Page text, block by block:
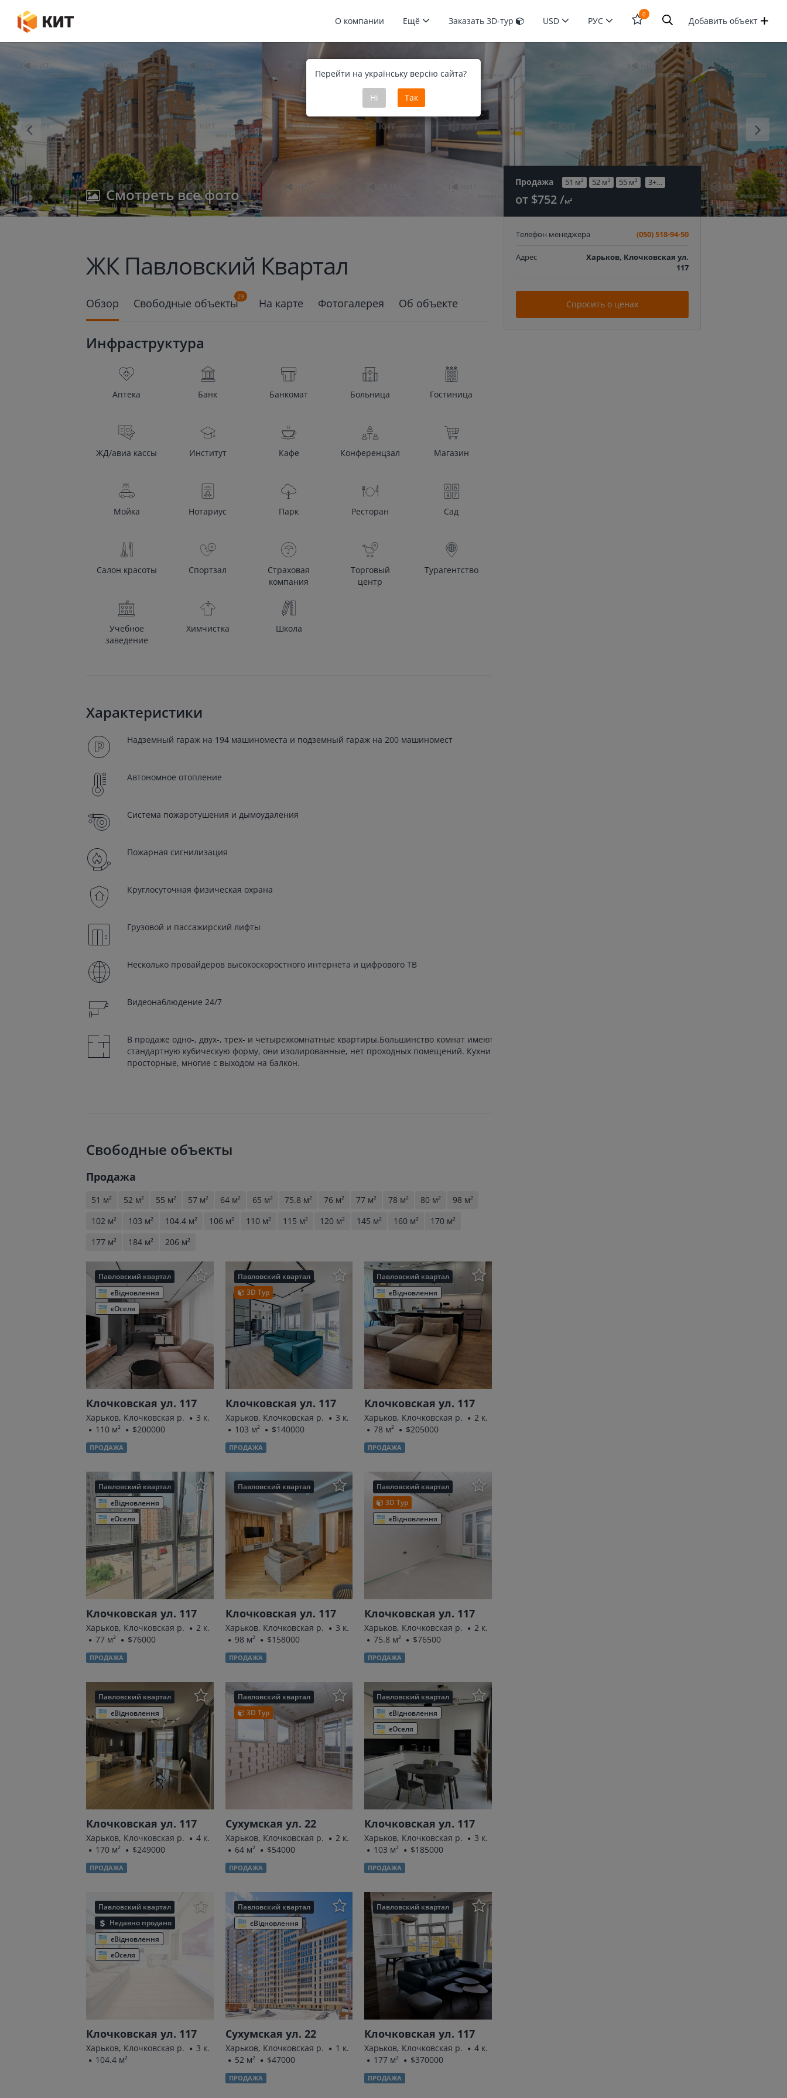
О компании Ещё Заказать 3D-тур USD РУС
0
Открыть
форму
поиска
Добавить объект
Перейти на українську версію сайта?
Ні Так
Смотреть все фото
ЖК Павловский Квартал
Продажа 51 м² 52 м² 55 м² 3+…
от $752 /м²
Телефон менеджера (050) 518-94-50
Адрес
Харьков, Клочковская ул.
117
Спросить о ценах
Обзор Свободные объекты29 На карте Фотогалерея Об объекте
Инфраструктура
Аптека Банк Банкомат Больница Гостиница
ЖД/авиа кассы Институт Кафе Конференцзал Магазин
Мойка Нотариус Парк Ресторан Сад
Салон красоты Спортзал
Страховая
компания
Торговый
центр
Турагентство
Учебное
заведение
Химчистка Школа
Характеристики
Надземный гараж на 194 машиноместа и подземный гараж на 200 машиномест
Автономное отопление
Система пожаротушения и дымоудаления
Пожарная сигнилизация
Круглосуточная физическая охрана
Грузовой и пассажирский лифты
Несколько провайдеров высокоскоростного интернета и цифрового ТВ
Видеонаблюдение 24/7
В продаже одно-, двух-, трех- и четырехкомнатные квартиры.Большинство комнат имеют
стандартную кубическую форму, они изолированные, нет проходных помещений. Кухни
просторные, многие с выходом на балкон.
Свободные объекты
Продажа
51 м² 52 м² 55 м² 57 м² 64 м² 65 м² 75.8 м² 76 м² 77 м² 78 м² 80 м²
98 м²
102 м²
103 м² 104.4 м² 106 м² 110 м² 115 м² 120 м² 145 м² 160 м²
170 м²
177 м²
184 м² 206 м²
Павловский квартал
єВідновлення
єОселя
Клочковская ул. 117
Харьков, Клочковская р.
3 к.
110 м²
$200000
ПРОДАЖА
Павловский квартал
3D Тур
Клочковская ул. 117
Харьков, Клочковская р.
3 к.
103 м²
$140000
ПРОДАЖА
Павловский квартал
єВідновлення
Клочковская ул. 117
Харьков, Клочковская р.
2 к.
78 м²
$205000
ПРОДАЖА
Павловский квартал
єВідновлення
єОселя
Клочковская ул. 117
Харьков, Клочковская р.
2 к.
77 м²
$76000
ПРОДАЖА
Павловский квартал
Клочковская ул. 117
Харьков, Клочковская р.
3 к.
98 м²
$158000
ПРОДАЖА
Павловский квартал
3D Тур
єВідновлення
Клочковская ул. 117
Харьков, Клочковская р.
2 к.
75.8 м²
$76500
ПРОДАЖА
Павловский квартал
єВідновлення
Клочковская ул. 117
Харьков, Клочковская р.
4 к.
170 м²
$249000
ПРОДАЖА
Павловский квартал
3D Тур
Сухумская ул. 22
Харьков, Клочковская р.
2 к.
64 м²
$54000
ПРОДАЖА
Павловский квартал
єВідновлення
єОселя
Клочковская ул. 117
Харьков, Клочковская р.
3 к.
103 м²
$185000
ПРОДАЖА
Павловский квартал
Недавно продано
єВідновлення
єОселя
Клочковская ул. 117
Харьков, Клочковская р.
3 к.
104.4 м²
Павловский квартал
єВідновлення
Сухумская ул. 22
Харьков, Клочковская р.
1 к.
52 м²
$47000
ПРОДАЖА
Павловский квартал
Клочковская ул. 117
Харьков, Клочковская р.
4 к.
177 м²
$370000
ПРОДАЖА